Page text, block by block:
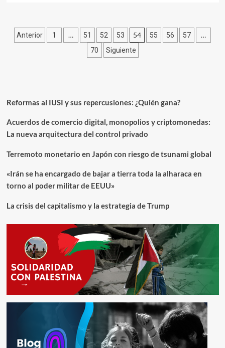
suspende
la
transición,
de
Paginación
Anterior 1 … 51 52 53 54 55 56 57 …
70 Siguiente
Reformas al IUSI y sus repercusiones: ¿Quién gana?
Acuerdos de comercio digital, monopolios y criptomonedas:
La nueva arquitectura del control privado
Terremoto monetario en Japón con riesgo de tsunami global
«Irán se ha encargado de bajar a tierra toda la alharaca en
torno al poder militar de EEUU»
La crisis del capitalismo y la estrategia de Trump